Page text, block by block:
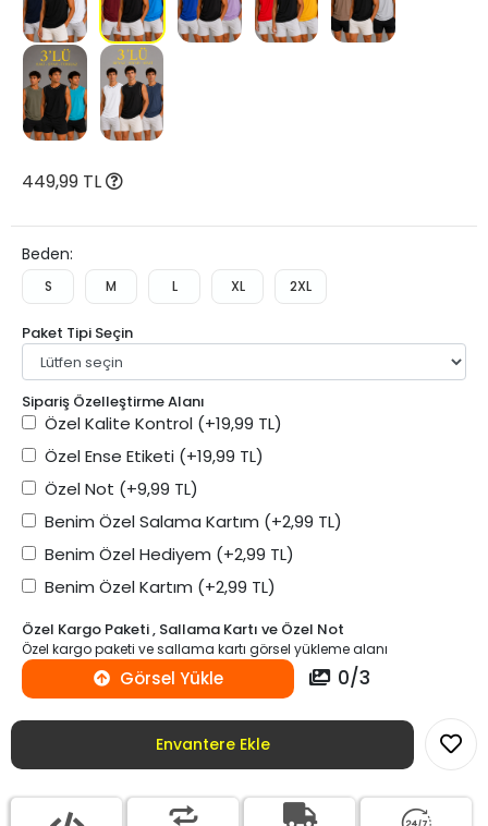
449,99 TL
Beden:
S M L XL 2XL
Paket Tipi Seçin
Sipariş Özelleştirme Alanı
Özel Kalite Kontrol (+19,99 TL)
Özel Ense Etiketi (+19,99 TL)
Özel Not (+9,99 TL)
Benim Özel Salama Kartım (+2,99 TL)
Benim Özel Hediyem (+2,99 TL)
Benim Özel Kartım (+2,99 TL)
Özel Kargo Paketi , Sallama Kartı ve Özel Not
Özel kargo paketi ve sallama kartı görsel yükleme alanı
Görsel Yükle 0/3
Envantere Ekle